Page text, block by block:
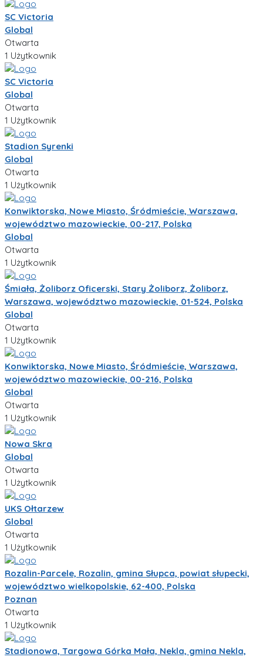
SC Victoria
Global
Otwarta
1 Użytkownik
SC Victoria
Global
Otwarta
1 Użytkownik
Stadion Syrenki
Global
Otwarta
1 Użytkownik
Konwiktorska, Nowe Miasto, Śródmieście, Warszawa,
województwo mazowieckie, 00-217, Polska
Global
Otwarta
1 Użytkownik
Śmiała, Żoliborz Oficerski, Stary Żoliborz, Żoliborz,
Warszawa, województwo mazowieckie, 01-524, Polska
Global
Otwarta
1 Użytkownik
Konwiktorska, Nowe Miasto, Śródmieście, Warszawa,
województwo mazowieckie, 00-216, Polska
Global
Otwarta
1 Użytkownik
Nowa Skra
Global
Otwarta
1 Użytkownik
UKS Ołtarzew
Global
Otwarta
1 Użytkownik
Rozalin-Parcele, Rozalin, gmina Słupca, powiat słupecki,
województwo wielkopolskie, 62-400, Polska
Poznan
Otwarta
1 Użytkownik
Stadionowa, Targowa Górka Mała, Nekla, gmina Nekla,